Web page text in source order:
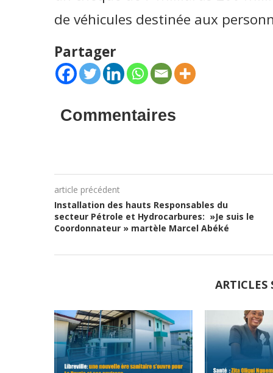
de véhicules destinée aux
Partager
Commentaires
article précédent
Installation des hauts Responsables du
secteur Pétrole et Hydrocarbures: »Je suis le
Coordonnateur » martèle Marcel Abéké
ARTICLES